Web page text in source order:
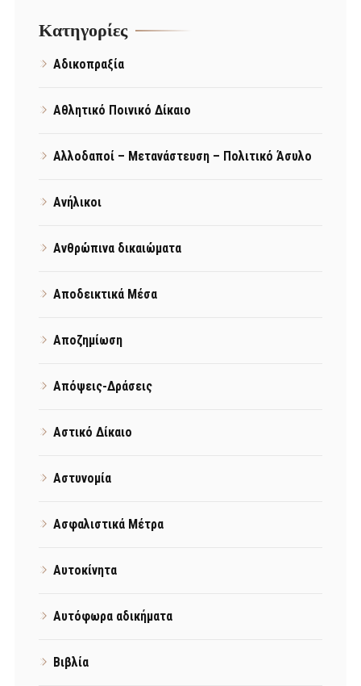
Kατηγορίες
Αδικοπραξία
Αθλητικό Ποινικό Δίκαιο
Αλλοδαποί – Μετανάστευση – Πολιτικό Άσυλο
Ανήλικοι
Ανθρώπινα δικαιώματα
Αποδεικτικά Μέσα
Αποζημίωση
Απόψεις-Δράσεις
Αστικό Δίκαιο
Αστυνομία
Ασφαλιστικά Μέτρα
Αυτοκίνητα
Αυτόφωρα αδικήματα
Βιβλία